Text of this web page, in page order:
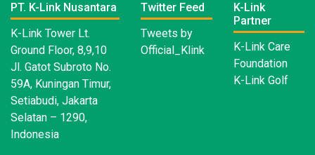
PT. K-Link Nusantara
K-Link Tower Lt.
Ground Floor, 8,9,10
Jl. Gatot Subroto No.
59A, Kuningan Timur,
Setiabudi, Jakarta
Selatan – 1290,
Indonesia
Twitter Feed
Tweets by
Official_Klink
K-Link
Partner
K-Link Care
Foundation
K-Link Golf